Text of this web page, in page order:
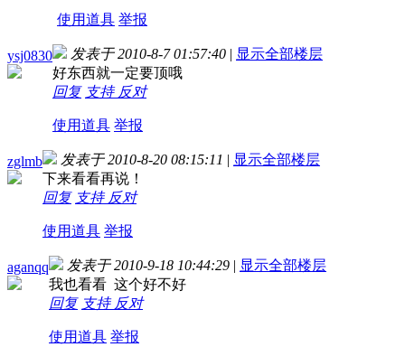
使用道具 举报
ysj0830 发表于 2010-8-7 01:57:40 | 显示全部楼层
好东西就一定要顶哦
回复 支持 反对
使用道具 举报
zglmb 发表于 2010-8-20 08:15:11 | 显示全部楼层
下来看看再说！
回复 支持 反对
使用道具 举报
aganqq 发表于 2010-9-18 10:44:29 | 显示全部楼层
我也看看 这个好不好
回复 支持 反对
使用道具 举报